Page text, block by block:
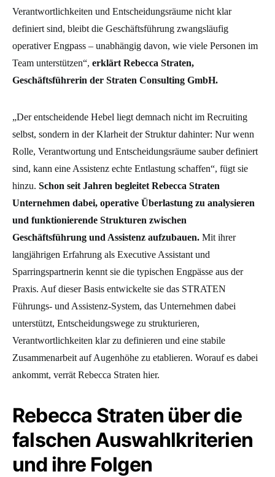
Verantwortlichkeiten und Entscheidungsräume nicht klar
definiert sind, bleibt die Geschäftsführung zwangsläufig
operativer Engpass – unabhängig davon, wie viele Personen im
Team unterstützen“, erklärt Rebecca Straten,
Geschäftsführerin der Straten Consulting GmbH.
„Der entscheidende Hebel liegt demnach nicht im Recruiting
selbst, sondern in der Klarheit der Struktur dahinter: Nur wenn
Rolle, Verantwortung und Entscheidungsräume sauber definiert
sind, kann eine Assistenz echte Entlastung schaffen“, fügt sie
hinzu. Schon seit Jahren begleitet Rebecca Straten
Unternehmen dabei, operative Überlastung zu analysieren
und funktionierende Strukturen zwischen
Geschäftsführung und Assistenz aufzubauen. Mit ihrer
langjährigen Erfahrung als Executive Assistant und
Sparringspartnerin kennt sie die typischen Engpässe aus der
Praxis. Auf dieser Basis entwickelte sie das STRATEN
Führungs- und Assistenz-System, das Unternehmen dabei
unterstützt, Entscheidungswege zu strukturieren,
Verantwortlichkeiten klar zu definieren und eine stabile
Zusammenarbeit auf Augenhöhe zu etablieren. Worauf es dabei
ankommt, verrät Rebecca Straten hier.
Rebecca Straten über die
falschen Auswahlkriterien
und ihre Folgen